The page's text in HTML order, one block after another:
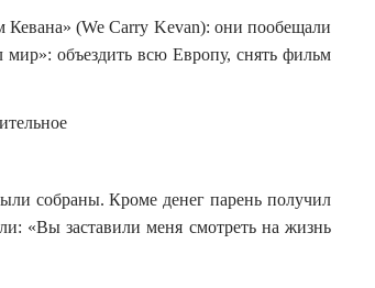
Кевана» (We Сarry Kevan): они пообещали
объездить всю Европу, снять фильм
собраны. Кроме денег парень получил
«Вы заставили меня смотреть на жизнь